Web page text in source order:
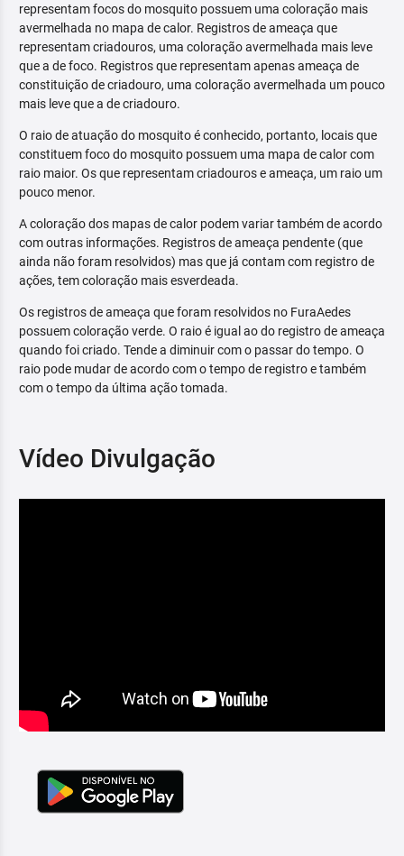
representam focos do mosquito possuem uma coloração mais
avermelhada no mapa de calor. Registros de ameaça que
representam criadouros, uma coloração avermelhada mais leve
que a de foco. Registros que representam apenas ameaça de
constituição de criadouro, uma coloração avermelhada um pouco
mais leve que a de criadouro.
O raio de atuação do mosquito é conhecido, portanto, locais que
constituem foco do mosquito possuem uma mapa de calor com
raio maior. Os que representam criadouros e ameaça, um raio um
pouco menor.
A coloração dos mapas de calor podem variar também de acordo
com outras informações. Registros de ameaça pendente (que
ainda não foram resolvidos) mas que já contam com registro de
ações, tem coloração mais esverdeada.
Os registros de ameaça que foram resolvidos no FuraAedes
possuem coloração verde. O raio é igual ao do registro de ameaça
quando foi criado. Tende a diminuir com o passar do tempo. O
raio pode mudar de acordo com o tempo de registro e também
com o tempo da última ação tomada.
Vídeo Divulgação